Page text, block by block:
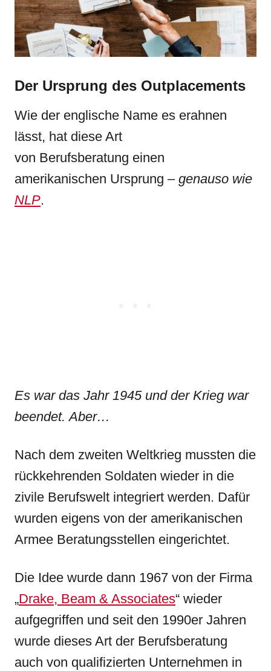
Der Ursprung des Outplacements
Wie der englische Name es erahnen
lässt, hat diese Art
von Berufsberatung einen
amerikanischen Ursprung – genauso wie
NLP.
Es war das Jahr 1945 und der Krieg war
beendet. Aber…
Nach dem zweiten Weltkrieg mussten die
rückkehrenden Soldaten wieder in die
zivile Berufswelt integriert werden. Dafür
wurden eigens von der amerikanischen
Armee Beratungsstellen eingerichtet.
Die Idee wurde dann 1967 von der Firma
„Drake, Beam & Associates“ wieder
aufgegriffen und seit den 1990er Jahren
wurde dieses Art der Berufsberatung
auch von qualifizierten Unternehmen in